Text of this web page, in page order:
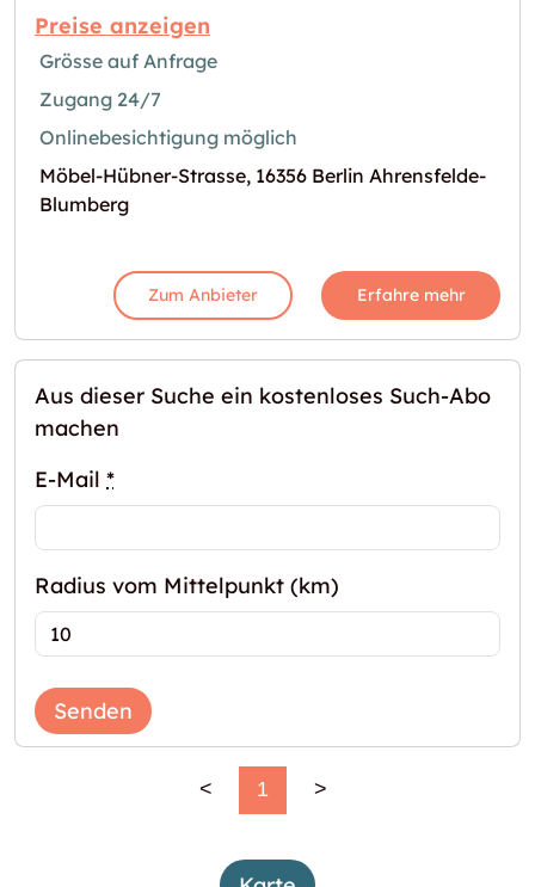
Preise anzeigen
Grösse auf Anfrage
Zugang 24/7
Onlinebesichtigung möglich
Möbel-Hübner-Strasse, 16356 Berlin Ahrensfelde-
Blumberg
Zum Anbieter Erfahre mehr
Aus dieser Suche ein kostenloses Such-Abo
machen
E-Mail *
Radius vom Mittelpunkt (km)
Senden
< 1 >